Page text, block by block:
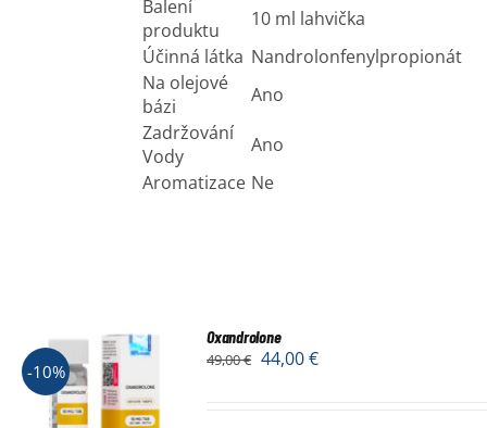
Balení
produktu
10 ml lahvička
Účinná látka Nandrolonfenylpropionát
Na olejové
bázi
Ano
Zadržování
Vody
Ano
Aromatizace Ne
-10%
Oxandrolone
49,00€ 44,00€